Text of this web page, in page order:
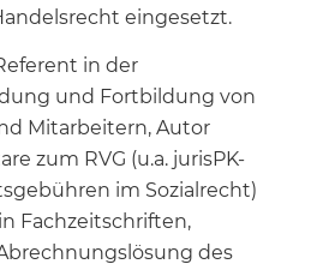
eingesetzt.
in der
und Fortbildung von
Mitarbeitern, Autor
zum RVG (u.a. jurisPK-
im Sozialrecht)
Fachzeitschriften,
des